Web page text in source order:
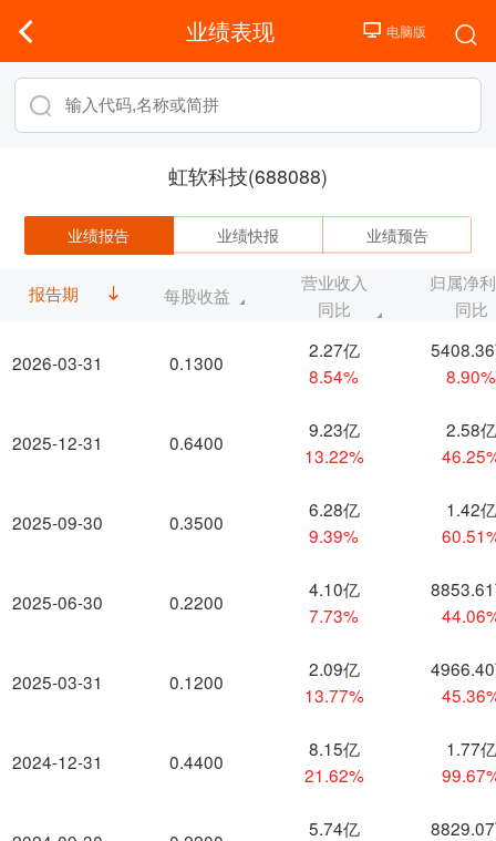
业绩表现
虹软科技(688088)
业绩报告 业绩快报 业绩预告
报告期
2026-03-31
2025-12-31
2025-09-30
2025-06-30
2025-03-31
2024-12-31
每股收益
营业收入
同比
归属净
同比
0.1300
2.27亿
8.54%
8.90%
0.6400
9.23亿
13.22%
2.58亿
0.3500
6.28亿
9.39%
1.42亿
0.2200
4.10亿
7.73%
0.1200
2.09亿
13.77%
0.4400
8.15亿
21.62%
1.77亿
5.74亿